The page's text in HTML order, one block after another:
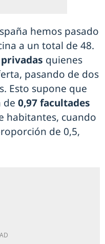
hemos pasado
a un total de 48.
quienes
pasando de dos
Esto supone que
de 0,97 facultades
habitantes, cuando
de 0,5,